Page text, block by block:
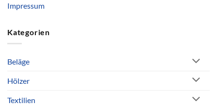
Impressum
Kategorien
Beläge
Hölzer
Textilien